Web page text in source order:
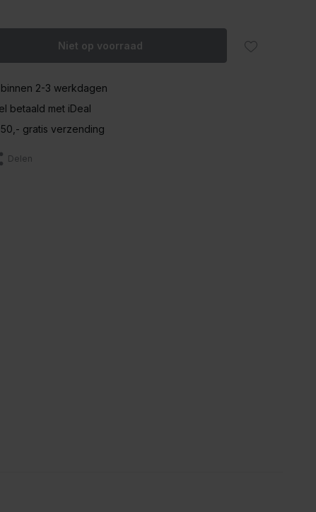
Niet op voorraad
2-3 werkdagen
betaald met iDeal
gratis verzending
Delen